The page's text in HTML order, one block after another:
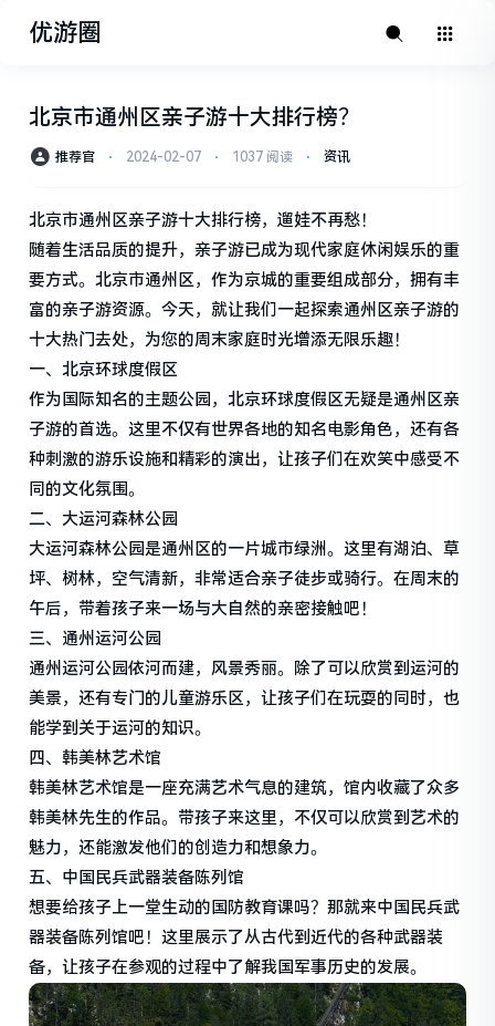
优游圈
北京市通州区亲子游十大排行榜？
推荐官 ⋅ 2024-02-07 ⋅ 1037 阅读 ⋅ 资讯
北京市通州区亲子游十大排行榜，遛娃不再愁！
随着生活品质的提升，亲子游已成为现代家庭休闲娱乐的重
要方式。北京市通州区，作为京城的重要组成部分，拥有丰
富的亲子游资源。今天，就让我们一起探索通州区亲子游的
十大热门去处，为您的周末家庭时光增添无限乐趣！
一、北京环球度假区
作为国际知名的主题公园，北京环球度假区无疑是通州区亲
子游的首选。这里不仅有世界各地的知名电影角色，还有各
种刺激的游乐设施和精彩的演出，让孩子们在欢笑中感受不
同的文化氛围。
二、大运河森林公园
大运河森林公园是通州区的一片城市绿洲。这里有湖泊、草
坪、树林，空气清新，非常适合亲子徒步或骑行。在周末的
午后，带着孩子来一场与大自然的亲密接触吧！
三、通州运河公园
通州运河公园依河而建，风景秀丽。除了可以欣赏到运河的
美景，还有专门的儿童游乐区，让孩子们在玩耍的同时，也
能学到关于运河的知识。
四、韩美林艺术馆
韩美林艺术馆是一座充满艺术气息的建筑，馆内收藏了众多
韩美林先生的作品。带孩子来这里，不仅可以欣赏到艺术的
魅力，还能激发他们的创造力和想象力。
五、中国民兵武器装备陈列馆
想要给孩子上一堂生动的国防教育课吗？那就来中国民兵武
器装备陈列馆吧！这里展示了从古代到近代的各种武器装
备，让孩子在参观的过程中了解我国军事历史的发展。